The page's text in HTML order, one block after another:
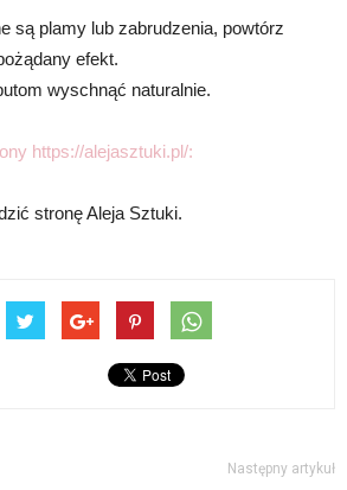
są plamy lub zabrudzenia, powtórz
efekt.
wyschnąć naturalnie.
https://alejasztuki.pl/:
stronę Aleja Sztuki.
Następny artykuł